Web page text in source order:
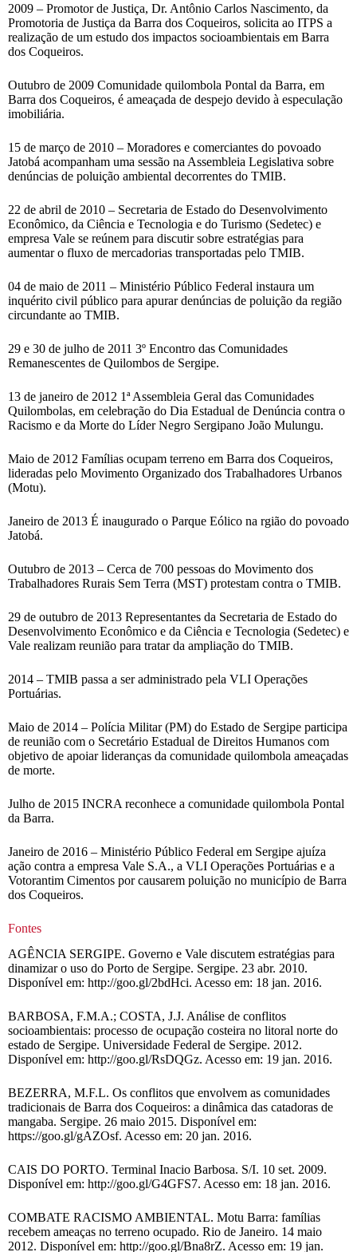
2009 – Promotor de Justiça, Dr. Antônio Carlos Nascimento, da
Promotoria de Justiça da Barra dos Coqueiros, solicita ao ITPS a
realização de um estudo dos impactos socioambientais em Barra
dos Coqueiros.
Outubro de 2009 Comunidade quilombola Pontal da Barra, em
Barra dos Coqueiros, é ameaçada de despejo devido à especulação
imobiliária.
15 de março de 2010 – Moradores e comerciantes do povoado
Jatobá acompanham uma sessão na Assembleia Legislativa sobre
denúncias de poluição ambiental decorrentes do TMIB.
22 de abril de 2010 – Secretaria de Estado do Desenvolvimento
Econômico, da Ciência e Tecnologia e do Turismo (Sedetec) e
empresa Vale se reúnem para discutir sobre estratégias para
aumentar o fluxo de mercadorias transportadas pelo TMIB.
04 de maio de 2011 – Ministério Público Federal instaura um
inquérito civil público para apurar denúncias de poluição da região
circundante ao TMIB.
29 e 30 de julho de 2011 3º Encontro das Comunidades
Remanescentes de Quilombos de Sergipe.
13 de janeiro de 2012 1ª Assembleia Geral das Comunidades
Quilombolas, em celebração do Dia Estadual de Denúncia contra o
Racismo e da Morte do Líder Negro Sergipano João Mulungu.
Maio de 2012 Famílias ocupam terreno em Barra dos Coqueiros,
lideradas pelo Movimento Organizado dos Trabalhadores Urbanos
(Motu).
Janeiro de 2013 É inaugurado o Parque Eólico na rgião do povoado
Jatobá.
Outubro de 2013 – Cerca de 700 pessoas do Movimento dos
Trabalhadores Rurais Sem Terra (MST) protestam contra o TMIB.
29 de outubro de 2013 Representantes da Secretaria de Estado do
Desenvolvimento Econômico e da Ciência e Tecnologia (Sedetec) e
Vale realizam reunião para tratar da ampliação do TMIB.
2014 – TMIB passa a ser administrado pela VLI Operações
Portuárias.
Maio de 2014 – Polícia Militar (PM) do Estado de Sergipe participa
de reunião com o Secretário Estadual de Direitos Humanos com
objetivo de apoiar lideranças da comunidade quilombola ameaçadas
de morte.
Julho de 2015 INCRA reconhece a comunidade quilombola Pontal
da Barra.
Janeiro de 2016 – Ministério Público Federal em Sergipe ajuíza
ação contra a empresa Vale S.A., a VLI Operações Portuárias e a
Votorantim Cimentos por causarem poluição no município de Barra
dos Coqueiros.
Fontes
AGÊNCIA SERGIPE. Governo e Vale discutem estratégias para
dinamizar o uso do Porto de Sergipe. Sergipe. 23 abr. 2010.
Disponível em: http://goo.gl/2bdHci. Acesso em: 18 jan. 2016.
BARBOSA, F.M.A.; COSTA, J.J. Análise de conflitos
socioambientais: processo de ocupação costeira no litoral norte do
estado de Sergipe. Universidade Federal de Sergipe. 2012.
Disponível em: http://goo.gl/RsDQGz. Acesso em: 19 jan. 2016.
BEZERRA, M.F.L. Os conflitos que envolvem as comunidades
tradicionais de Barra dos Coqueiros: a dinâmica das catadoras de
mangaba. Sergipe. 26 maio 2015. Disponível em:
https://goo.gl/gAZOsf. Acesso em: 20 jan. 2016.
CAIS DO PORTO. Terminal Inacio Barbosa. S/I. 10 set. 2009.
Disponível em: http://goo.gl/G4GFS7. Acesso em: 18 jan. 2016.
COMBATE RACISMO AMBIENTAL. Motu Barra: famílias
recebem ameaças no terreno ocupado. Rio de Janeiro. 14 maio
2012. Disponível em: http://goo.gl/Bna8rZ. Acesso em: 19 jan.